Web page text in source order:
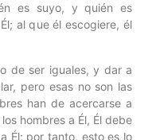
es suyo, y quién es
al que él escogiere, él
de ser iguales, y dar a
pero esas no son las
han de acercarse a
hombres a Él, Él debe
Él; por tanto, esto es lo